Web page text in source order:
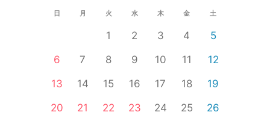
日 月 火 水 木 金 土
1 2 3 4
5
6
7 8 9 10 11
12
13
14 15 16 17 18
19
20
21 22 23 24 25
26